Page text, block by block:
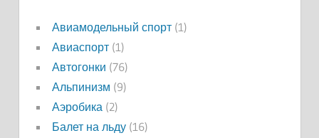
Авиамодельный спорт(1)
Авиаспорт(1)
Автогонки (76)
Альпинизм (9)
Аэробика (2)
Балет на льду(16)